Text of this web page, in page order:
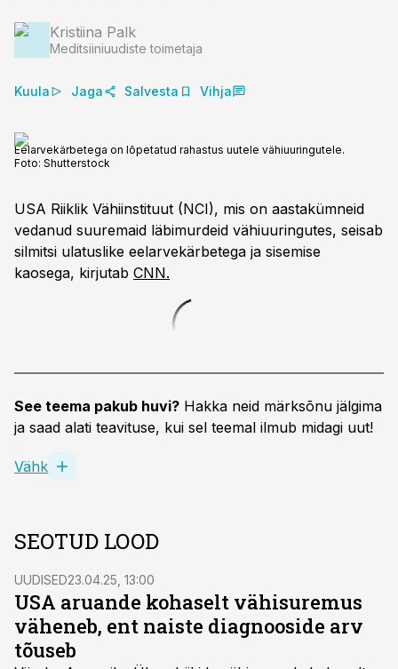
Kristiina Palk
Meditsiiniuudiste toimetaja
Kuula Jaga Salvesta Vihja
Eelarvekärbetega on lõpetatud rahastus uutele vähiuuringutele.
Foto: Shutterstock
USA Riiklik Vähiinstituut (NCI), mis on aastakümneid
vedanud suuremaid läbimurdeid vähiuuringutes, seisab
silmitsi ulatuslike eelarvekärbetega ja sisemise
kaosega, kirjutab CNN.
See teema pakub huvi? Hakka neid märksõnu jälgima
ja saad alati teavituse, kui sel teemal ilmub midagi uut!
Vähk
SEOTUD LOOD
UUDISED23.04.25, 13:00
USA aruande kohaselt vähisuremus
väheneb, ent naiste diagnooside arv
tõuseb